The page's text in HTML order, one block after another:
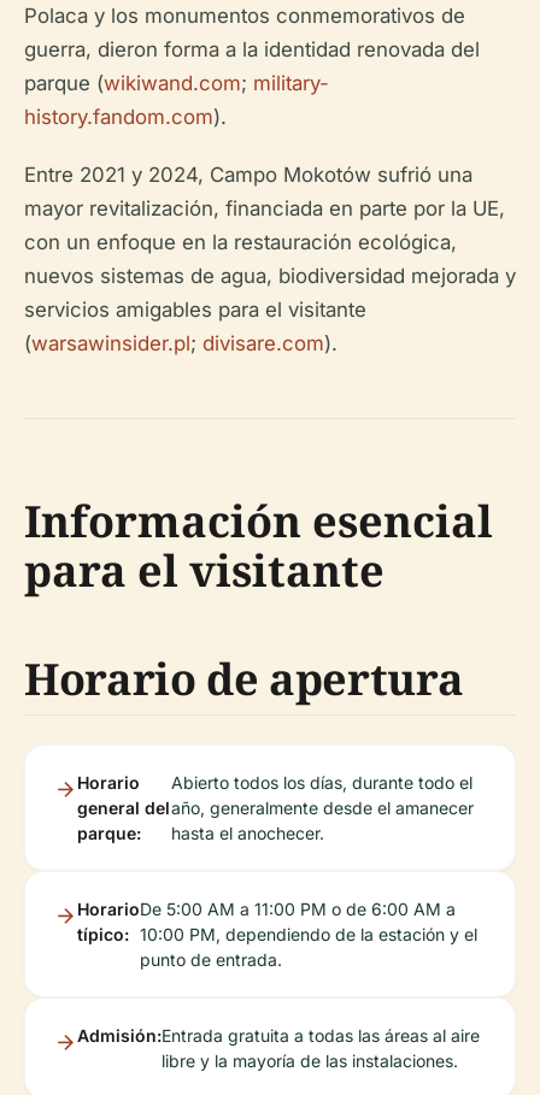
Polaca y los monumentos conmemorativos de
guerra, dieron forma a la identidad renovada del
parque (wikiwand.com; military-
history.fandom.com).
Entre 2021 y 2024, Campo Mokotów sufrió una
mayor revitalización, financiada en parte por la UE,
con un enfoque en la restauración ecológica,
nuevos sistemas de agua, biodiversidad mejorada y
servicios amigables para el visitante
(warsawinsider.pl; divisare.com).
Información esencial
para el visitante
Horario de apertura
Horario
general del
parque:
Abierto todos los días, durante todo el
año, generalmente desde el amanecer
hasta el anochecer.
Horario
típico:
De 5:00 AM a 11:00 PM o de 6:00 AM a
10:00 PM, dependiendo de la estación y el
punto de entrada.
Admisión:Entrada gratuita a todas las áreas al aire
libre y la mayoría de las instalaciones.